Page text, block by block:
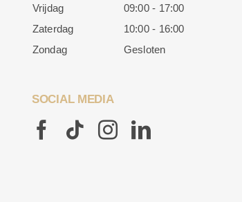
Vrijdag
09:00 - 17:00
Zaterdag
10:00 - 16:00
Zondag
Gesloten
SOCIAL MEDIA